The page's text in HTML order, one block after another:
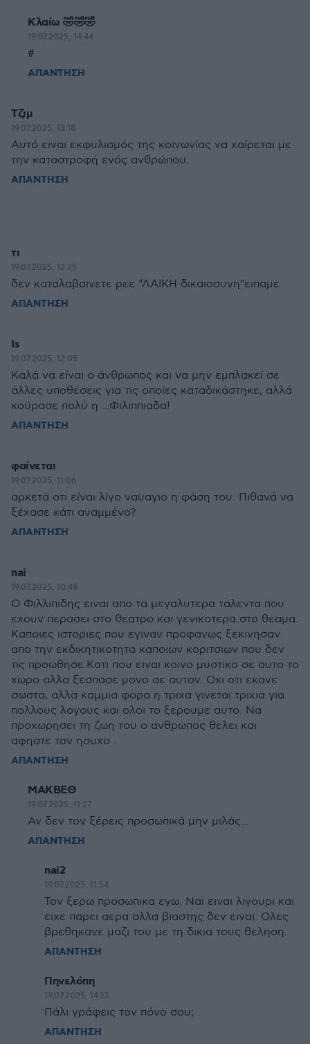
Κλαίω 🤣🤣🤣
19.07.2025, 14:44
#
ΑΠΑΝΤΗΣΗ
Τζιμ
19.07.2025, 13:18
Αυτό ειναι εκφυλισμός της κοινωνίας να χαίρεται με
την καταστροφή ενός ανθρώπου.
ΑΠΑΝΤΗΣΗ
τι
19.07.2025, 12:25
δεν καταλαβαινετε ρεε "ΛΑΙΚΗ δικαιοσυνη"ειπαμε
ΑΠΑΝΤΗΣΗ
Is
19.07.2025, 12:05
Καλά να είναι ο άνθρωπος και να μην εμπλακεί σε
άλλες υποθέσεις για τις οποίες καταδικάστηκε, αλλά
κούρασε πολύ η ...Φιλιππιαδα!
ΑΠΑΝΤΗΣΗ
φαίνεται
19.07.2025, 11:06
αρκετά οτι είναι λίγο ναυαγιο η φάση του. Πιθανά να
ξέχασε κάτι αναμμένο?
ΑΠΑΝΤΗΣΗ
nai
19.07.2025, 10:48
Ο Φιλλιπιδης ειναι απο τα μεγαλυτερα ταλεντα που
εχουν περασει στο θεατρο και γενικοτερα στο θεαμα.
Καποιες ιστοριες που εγιναν προφανως ξεκινησαν
απο την εκδικητικοτητα καποιων κοριτσιων που δεν
τις προωθησε.Κατι που ειναι κοινο μυστικο σε αυτο το
χωρο αλλα ξεσπασε μονο σε αυτον. Οχι οτι εκανε
σωστα, αλλα καμμια φορα η τριχα γινεται τριχια για
πολλους λογους και ολοι το ξερουμε αυτο. Να
προχωρησει τη ζωη του ο ανθρωπος θελει και
αφηστε τον ησυχο .
ΑΠΑΝΤΗΣΗ
ΜΑΚΒΕΘ
19.07.2025, 11:27
Αν δεν τον ξέρεις προσωπικά μην μιλάς...
ΑΠΑΝΤΗΣΗ
nai2
19.07.2025, 11:54
Τον ξερω προσωπικα εγω. Ναι ειναι λιγουρι και
ειχε παρει αερα αλλα βιαστης δεν ειναι. Ολες
βρεθηκανε μαζι του με τη δικια τους θεληση.
ΑΠΑΝΤΗΣΗ
Πηνελόπη
19.07.2025, 14:13
Πάλι γράφεις τον πόνο σου;
ΑΠΑΝΤΗΣΗ